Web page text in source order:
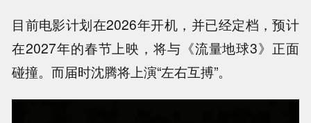
目前电影计划在2026年开机，并已经定档，预计
在2027年的春节上映，将与《流量地球3》正面
碰撞。而届时沈腾将上演“左右互搏”。